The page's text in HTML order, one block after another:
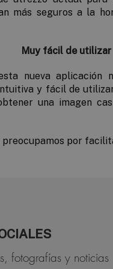
más seguros a la
Muy fácil de utilizar
nueva aplicación
y fácil de
una imagen
preocupamos por
fotografías y noticias